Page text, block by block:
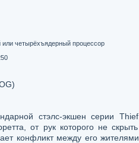
четырёхъядерный процессор
стэлс-экшен серии
от рук которого не
конфликт между его